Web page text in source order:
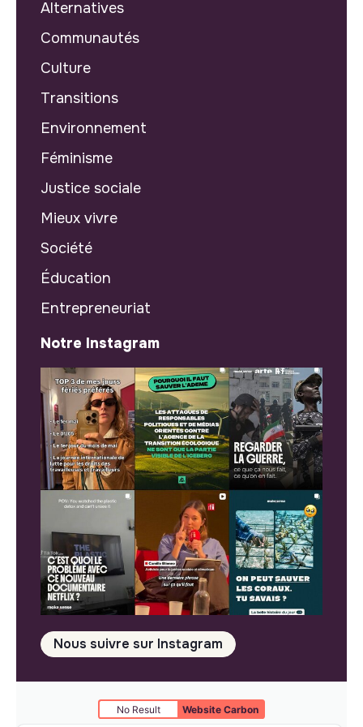
Alternatives
Communautés
Culture
Transitions
Environnement
Féminisme
Justice sociale
Mieux vivre
Société
Éducation
Entrepreneuriat
Notre Instagram
Nous suivre sur Instagram
No Result Website Carbon